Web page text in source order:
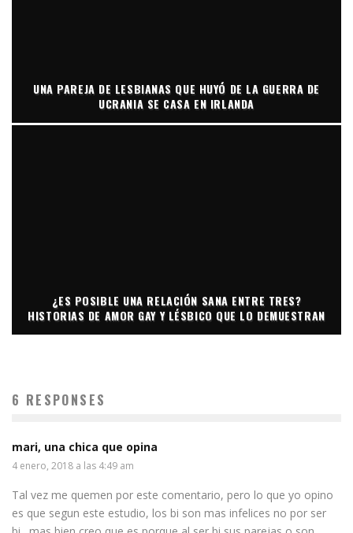
UNA PAREJA DE LESBIANAS QUE HUYÓ DE LA GUERRA DE
UCRANIA SE CASA EN IRLANDA
¿ES POSIBLE UNA RELACIÓN SANA ENTRE TRES?
HISTORIAS DE AMOR GAY Y LÉSBICO QUE LO DEMUESTRAN
6 RESPONSES
mari, una chica que opina
4 enero, 2018 a las 4:49 am
Tal vez me quemen por este comentario, pero lo que yo opino
es que segun este estudio, los bi son mas infelices no por ser